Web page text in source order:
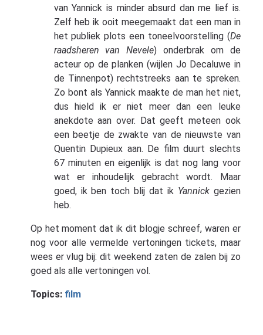
van Yannick is minder absurd dan me lief is.
Zelf heb ik ooit meegemaakt dat een man in
het publiek plots een toneelvoorstelling (De
raadsheren van Nevele) onderbrak om de
acteur op de planken (wijlen Jo Decaluwe in
de Tinnenpot) rechtstreeks aan te spreken.
Zo bont als Yannick maakte de man het niet,
dus hield ik er niet meer dan een leuke
anekdote aan over. Dat geeft meteen ook
een beetje de zwakte van de nieuwste van
Quentin Dupieux aan. De film duurt slechts
67 minuten en eigenlijk is dat nog lang voor
wat er inhoudelijk gebracht wordt. Maar
goed, ik ben toch blij dat ik Yannickgezien
heb.
Op het moment dat ik dit blogje schreef, waren er
nog voor alle vermelde vertoningen tickets, maar
wees er vlug bij: dit weekend zaten de zalen bij zo
goed als alle vertoningen vol.
Topics: film